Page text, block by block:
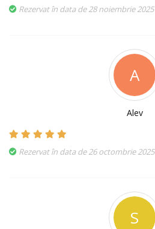
Rezervat în data de 28 noiembrie 2025
A
Alev
Rezervat în data de 26 octombrie 2025
S